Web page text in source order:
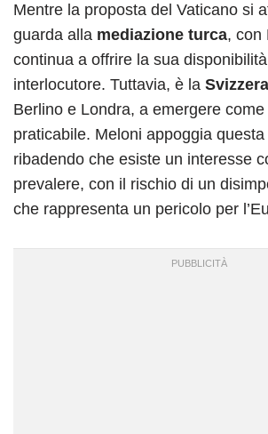
Mentre la proposta del Vaticano si
guarda alla mediazione turca, con
continua a offrire la sua
interlocutore. Tuttavia, è la Svizzera
Berlino e Londra, a emergere
praticabile. Meloni appoggia
ribadendo che esiste un interesse
prevalere, con il rischio di un
che rappresenta un pericolo per